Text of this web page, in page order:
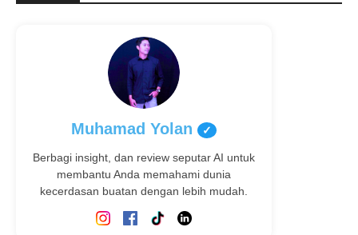
Muhamad Yolan ✓
Berbagi insight, dan review seputar AI untuk
membantu Anda memahami dunia
kecerdasan buatan dengan lebih mudah.